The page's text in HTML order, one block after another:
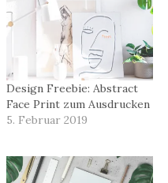
Design Freebie: Abstract
Face Print zum Ausdrucken
5. Februar 2019